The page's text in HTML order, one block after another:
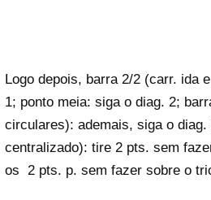
Logo depois, barra 2/2 (carr. ida
1; ponto meia: siga o diag. 2;
circulares): ademais, siga o
centralizado): tire 2 pts. sem
os 2 pts. p. sem fazer sobre o